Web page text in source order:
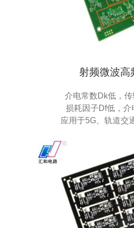
射频微波高
介电常数Dk低，
损耗因子Df低，介
应用于5G、轨道交